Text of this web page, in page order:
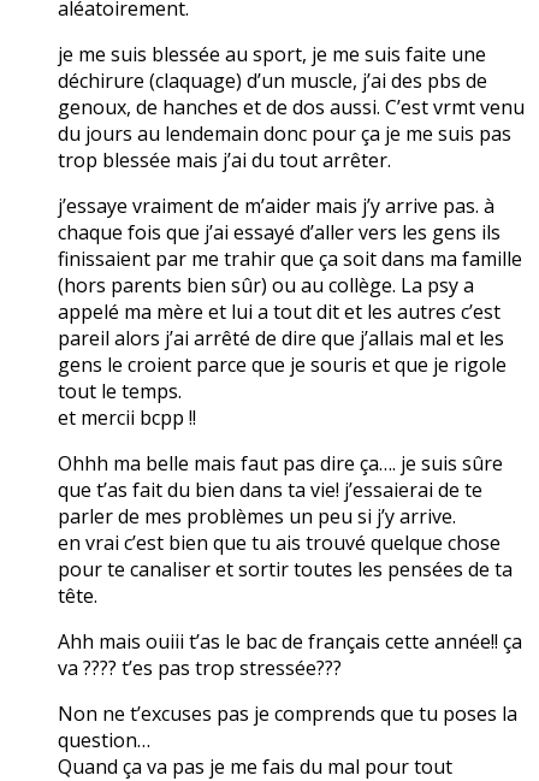
aléatoirement.
je me suis blessée au sport, je me suis faite une
déchirure (claquage) d’un muscle, j’ai des pbs de
genoux, de hanches et de dos aussi. C’est vrmt venu
du jours au lendemain donc pour ça je me suis pas
trop blessée mais j’ai du tout arrêter.
j’essaye vraiment de m’aider mais j’y arrive pas. à
chaque fois que j’ai essayé d’aller vers les gens ils
finissaient par me trahir que ça soit dans ma famille
(hors parents bien sûr) ou au collège. La psy a
appelé ma mère et lui a tout dit et les autres c’est
pareil alors j’ai arrêté de dire que j’allais mal et les
gens le croient parce que je souris et que je rigole
tout le temps.
et mercii bcpp !!
Ohhh ma belle mais faut pas dire ça…. je suis sûre
que t’as fait du bien dans ta vie! j’essaierai de te
parler de mes problèmes un peu si j’y arrive.
en vrai c’est bien que tu ais trouvé quelque chose
pour te canaliser et sortir toutes les pensées de ta
tête.
Ahh mais ouiii t’as le bac de français cette année!! ça
va ???? t’es pas trop stressée???
Non ne t’excuses pas je comprends que tu poses la
question…
Quand ça va pas je me fais du mal pour tout